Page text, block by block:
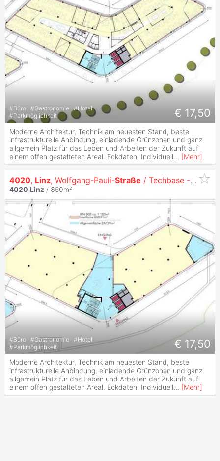
#Büro #Gastronomie #Hotel
#Parkmöglichkeit € 17,50
Moderne Architektur, Technik am neuesten Stand, beste
infrastrukturelle Anbindung, einladende Grünzonen und ganz
allgemein Platz für das Leben und Arbeiten der Zukunft auf
einem offen gestalteten Areal. Eckdaten: Individuell... [Mehr]
4020, Linz, Wolfgang-Pauli-Straße / Techbase - Moderne Geschäftseinheit zu vermieten - EG
4020 Linz / 850m²
#Büro #Gastronomie #Hotel
#Parkmöglichkeit € 17,50
Moderne Architektur, Technik am neuesten Stand, beste
infrastrukturelle Anbindung, einladende Grünzonen und ganz
allgemein Platz für das Leben und Arbeiten der Zukunft auf
einem offen gestalteten Areal. Eckdaten: Individuell... [Mehr]